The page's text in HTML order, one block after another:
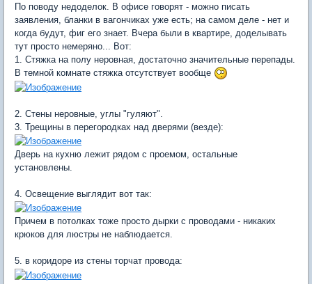
По поводу недоделок. В офисе говорят - можно писать
заявления, бланки в вагончиках уже есть; на самом деле - нет и
когда будут, фиг его знает. Вчера были в квартире, доделывать
тут просто немеряно... Вот:
1. Стяжка на полу неровная, достаточно значительные перепады.
В темной комнате стяжка отсутствует вообще
2. Стены неровные, углы "гуляют".
3. Трещины в перегородках над дверями (везде):
Дверь на кухню лежит рядом с проемом, остальные
установлены.
4. Освещение выглядит вот так:
Причем в потолках тоже просто дырки с проводами - никаких
крюков для люстры не наблюдается.
5. в коридоре из стены торчат провода: